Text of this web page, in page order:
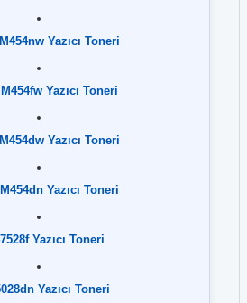
Yazıcı Toneri
Yazıcı Toneri
Yazıcı Toneri
Yazıcı Toneri
Yazıcı Toneri
Yazıcı Toneri